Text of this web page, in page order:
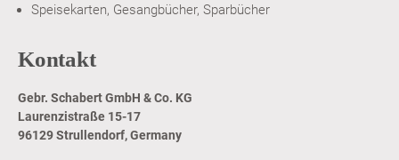
Speisekarten, Gesangbücher, Sparbücher
Kontakt
Gebr. Schabert GmbH & Co. KG
Laurenzistraße 15-17
96129 Strullendorf, Germany